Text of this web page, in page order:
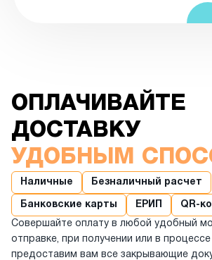
ОПЛАЧИВАЙТЕ
ДОСТАВКУ
УДОБНЫМ
Наличные Безналичный расчет
Банковские карты ЕРИП QR-
Совершайте оплату в любой удобный
отправке, при получении или в
предоставим вам все закрывающие